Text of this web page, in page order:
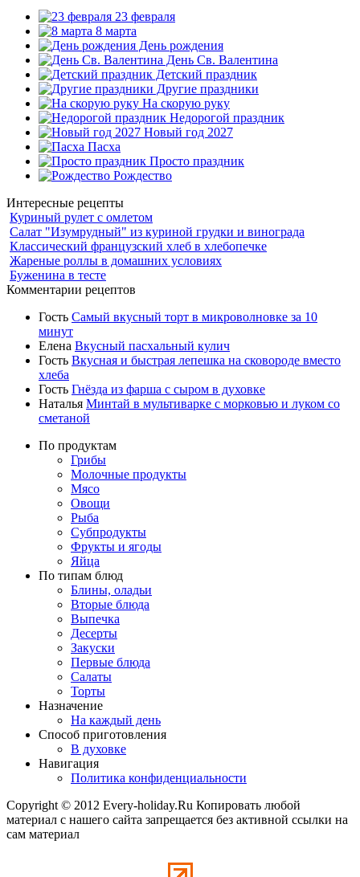
23 февраля
8 марта
День рождения
День Св. Валентина
Детский праздник
Другие праздники
На скорую руку
Недорогой праздник
Новый год 2027
Пасха
Просто праздник
Рождество
Интересные рецепты
Куриный рулет с омлетом
Салат "Изумрудный" из куриной грудки и винограда
Классический французский хлеб в хлебопечке
Жареные роллы в домашних условиях
Буженина в тесте
Комментарии рецептов
Гость Самый вкусный торт в микроволновке за 10
минут
Елена Вкусный пасхальный кулич
Гость Вкусная и быстрая лепешка на сковороде вместо
хлеба
Гость Гнёзда из фарша с сыром в духовке
Наталья Минтай в мультиварке с морковью и луком со
сметаной
По продуктам
Грибы
Молочные продукты
Мясо
Овощи
Рыба
Субпродукты
Фрукты и ягоды
Яйца
По типам блюд
Блины, оладьи
Вторые блюда
Выпечка
Десерты
Закуски
Первые блюда
Салаты
Торты
Назначение
На каждый день
Способ приготовления
В духовке
Навигация
Политика конфиденциальности
Copyright © 2012 Every-holiday.Ru Копировать любой
материал с нашего сайта запрещается без активной ссылки на
сам материал